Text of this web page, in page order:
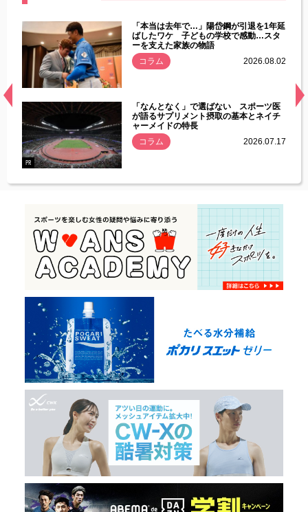
常
「本当は去年で…」陽岱鋼が引退を1年延
ばしたワケ 子どもの学校で感動…スタ
ーを支えた家族の物語
コラム
2026.08.02
PR
「なんとなく」で選ばない スポーツ医
が語るサプリメント摂取の基本とネイチ
ャーメイドの特長
コラム
2026.07.17